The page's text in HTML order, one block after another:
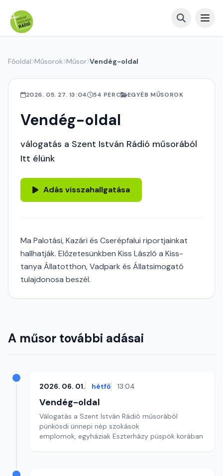
Főoldal Műsorok Műsor Vendég-oldal
2026. 05. 27. 13:04 54 PERC EGYÉB MŰSOROK
Vendég-oldal
válogatás a Szent István Rádió műsorából
Itt élünk
Adás visszahallgatása
Ma Palotási, Kazári és Cserépfalui riportjainkat
hallhatják. Előzetesünkben Kiss László a Kiss-
tanya Állatotthon, Vadpark és Állatsimogató
tulajdonosa beszél.
A műsor további adásai
2026. 06. 01. hétfő 13:04
Vendég-oldal
Válogatás a Szent István Rádió műsorából
pünkösdi ünnepi nép szokások
emplomok, egyháziak Eszterházy püspök korában